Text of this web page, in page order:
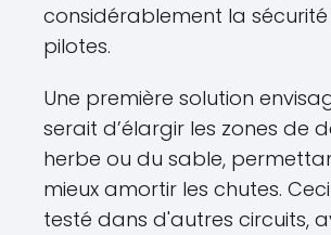
considérablement la
pilotes.
Une première solution
serait d’élargir les zones de
herbe ou du sable,
mieux amortir les chutes.
testé dans d'autres circuits,